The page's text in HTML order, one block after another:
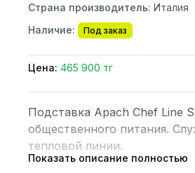
Страна производитель: Италия
Наличие:
Под заказ
Цена: 465 900 тг
Подставка Apach Chef Line
общественного питания.
тепловой линии.
Показать описание полностью